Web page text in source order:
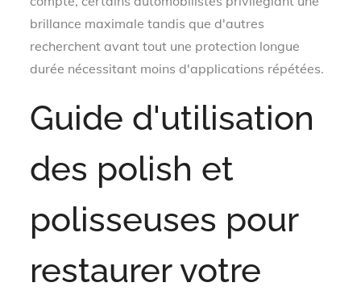
brillance maximale tandis que d'autres
recherchent avant tout une protection longue
durée nécessitant moins d'applications répétées.
Guide d'utilisation
des polish et
polisseuses pour
restaurer votre